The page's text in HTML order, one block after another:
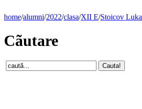
home/alumni/2022/clasa/XII E/Stoicov Luka
Cãutare